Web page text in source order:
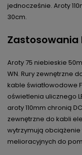
jednocześnie. Aroty
30cm.
Aroty 75 niebieskie
WN. Rury zewnętrzne
kable światłowodowe
oświetlenia ulicznego
aroty 110mm chronią
zewnętrzne do kabli
wytrzymują
melioracyjnych do